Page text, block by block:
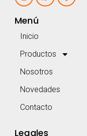
Menú
Inicio
Productos
Nosotros
Novedades
Contacto
Legales